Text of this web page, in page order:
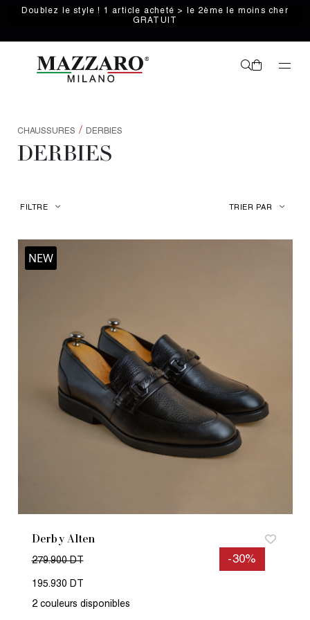
Doublez le style ! 1 article acheté > le 2ème le moins cher
GRATUIT
CHAUSSURES / DERBIES
DERBIES
FILTRE TRIER PAR
NEW
Derby Alten
-30%
279.900 DT
195.930 DT
2 couleurs disponibles